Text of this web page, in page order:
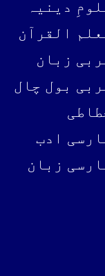
دینیہ
القرآن
زبان
بول چال
ادب
زبان